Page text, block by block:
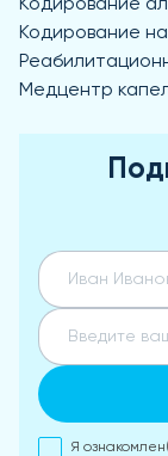
Кодирование
Кодирование
Медцентр
Я